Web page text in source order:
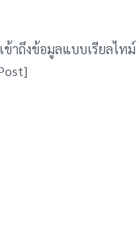
ข้าถึงข้อมูลแบบเรียลไ